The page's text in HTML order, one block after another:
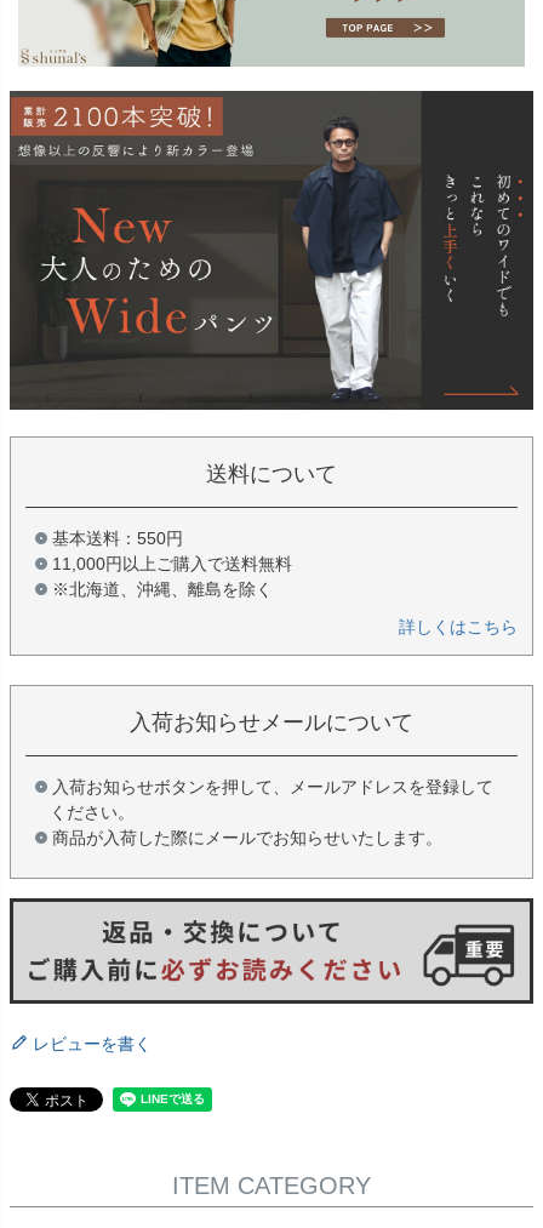
送料について
基本送料：550円
11,000円以上ご購入で送料無料
※北海道、沖縄、離島を除く
詳しくはこちら
入荷お知らせメールについて
入荷お知らせボタンを押して、メールアドレスを登録して
ください。
商品が入荷した際にメールでお知らせいたします。
レビューを書く
ITEM CATEGORY